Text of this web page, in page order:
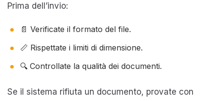
Prima dell’invio:
📄 Verificate il formato del file.
📏 Rispettate i limiti di dimensione.
🔍 Controllate la qualità dei documenti.
Se il sistema rifiuta un documento, provate con